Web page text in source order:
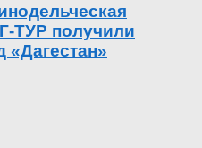
ТУР получили
«Дагестан»